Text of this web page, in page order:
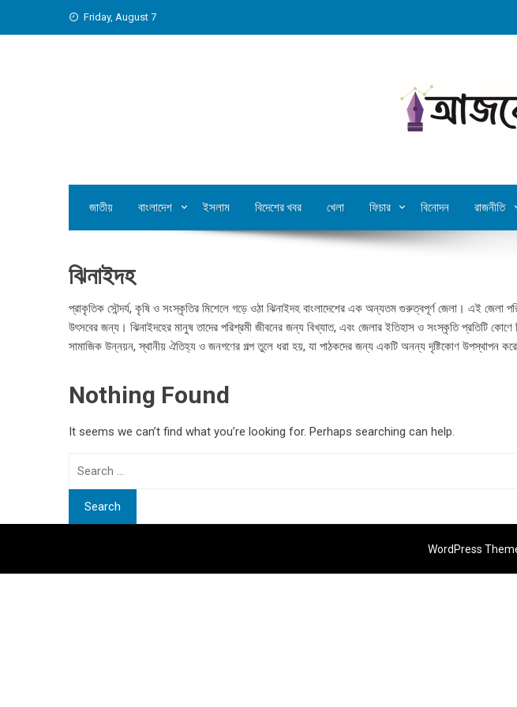
Friday, August 7
জাতীয় বাংলাদেশ ইসলাম বিদেশের খবর খেলা ফিচার বিনোদন রাজনীতি
ঝিনাইদহ
প্রাকৃতিক সৌন্দর্য, কৃষি ও সংস্কৃতির মিশেলে গড়ে ওঠা ঝিনাইদহ বাংলাদেশের এক অন্যতম গুরুত্বপূর্ণ জেলা। এই জেলা
উৎসবের জন্য। ঝিনাইদহের মানুষ তাদের পরিশ্রমী জীবনের জন্য বিখ্যাত, এবং জেলার ইতিহাস ও সংস্কৃতি প্রতিটি কোণে
সামাজিক উন্নয়ন, স্থানীয় ঐতিহ্য ও জনগণের গল্প তুলে ধরা হয়, যা পাঠকদের জন্য একটি অনন্য দৃষ্টিকোণ উপস্থাপন
Nothing Found
It seems we can’t find what you’re looking for. Perhaps searching can help.
WordPress